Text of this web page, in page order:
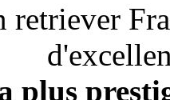
retriever
plus